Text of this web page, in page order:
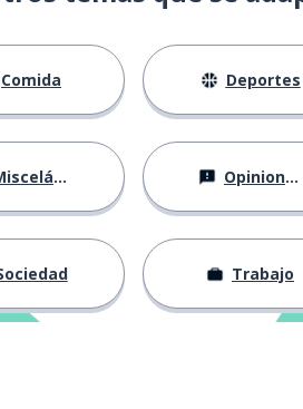
Comida Deportes
Opiniones
Trabajo